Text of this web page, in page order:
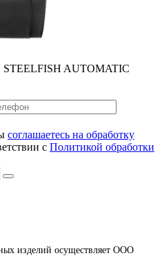
STEELFISH AUTOMATIC
соглашаетесь на обработку
с Политикой обработки
изделий осуществляет ООО